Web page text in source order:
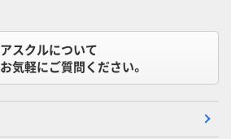
アスクルについて
お気軽にご質問ください。